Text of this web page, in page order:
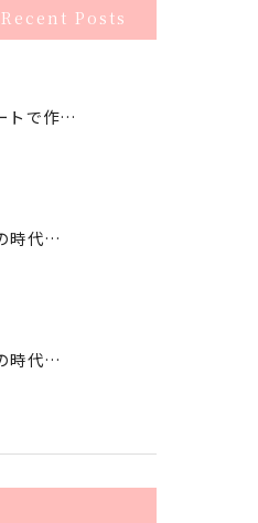
Recent Posts
アートで作るストレスフリー空間
風の時代のアートでつなぐオフィス
風の時代に合うアートオフィス作り